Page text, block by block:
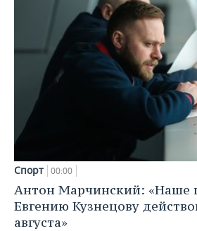
Спорт 00:00
Антон Марчинский: «Наше
Евгению Кузнецову
августа»